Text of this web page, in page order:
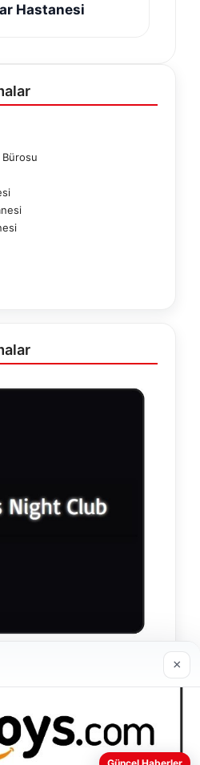
Hastanesi
Bürosu
daha iyi anlayabilmek,
×